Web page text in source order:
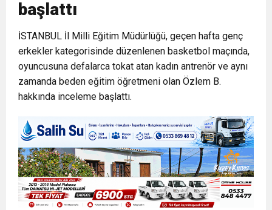
13:49 İran, Hürmüz’de konteyner gemisini hedef aldı
13:42 BEROVA: HAYAT PAHALILIĞI ÖNGÖRÜMÜZ
YÜZDE 7.5 İLE 8.5 ARASINDA
20:30 Cumhurbaşkanı Erhürman sergi açılışında
fenalaşarak hastaneye kaldırıldı
başlattı
İSTANBUL İl Milli Eğitim Müdürlüğü, geçen hafta genç
erkekler kategorisinde düzenlenen basketbol maçında,
oyuncusuna defalarca tokat atan kadın antrenör ve aynı
zamanda beden eğitim öğretmeni olan Özlem B.
hakkında inceleme başlattı.